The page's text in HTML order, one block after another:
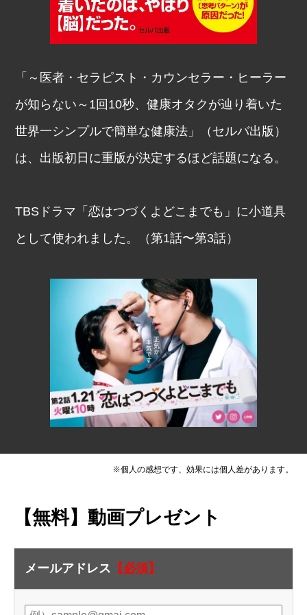
「～医者・セラピスト・カウンセラー・ヒーラー
が知らない～1回10秒、健康オタクが辿り着いた
世界一シンプルで簡単な健康法」（セルバ出版）
は、出版初日に重版が決定するほど話題になる。
TBSドラマ「恋はつづくよどこまでも」に小道具
として使われました。（第1話〜第3話）
※個人の感想です、効果には個人差があります。
【無料】動画プレゼント
メールアドレス 【必須】